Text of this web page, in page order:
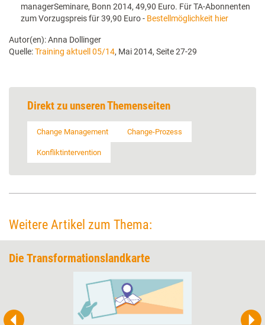
managerSeminare, Bonn 2014, 49,90 Euro. Für TA-Abonnenten
zum Vorzugspreis für 39,90 Euro - Bestellmöglichkeit hier
Autor(en): Anna Dollinger
Quelle:Training aktuell 05/14, Mai 2014, Seite 27-29
Direkt zu unseren Themenseiten
Change Management Change-Prozess
Konfliktintervention
Weitere Artikel zum Thema:
Die Transformationslandkarte